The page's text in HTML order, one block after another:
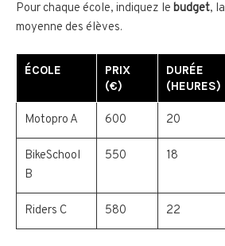
Pour chaque école, indiquez le budget, la
moyenne des élèves.
ÉCOLE
PRIX
(€)
DURÉE
(HEURES)
Motopro A 600 20
BikeSchool
B
550 18
Riders C 580 22